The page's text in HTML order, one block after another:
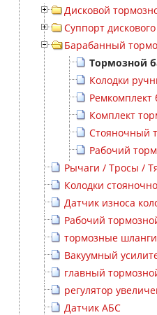
Дисковой
Суппорт
Барабанный
Тормозной
Колодки
Ремкомплект
Комплект
Стояночный
Рабочий
Рычаги / Тросы /
Колодки
Датчик износа
Рабочий
тормозные шланги
Вакуумный
главный
регулятор
Датчик АБС